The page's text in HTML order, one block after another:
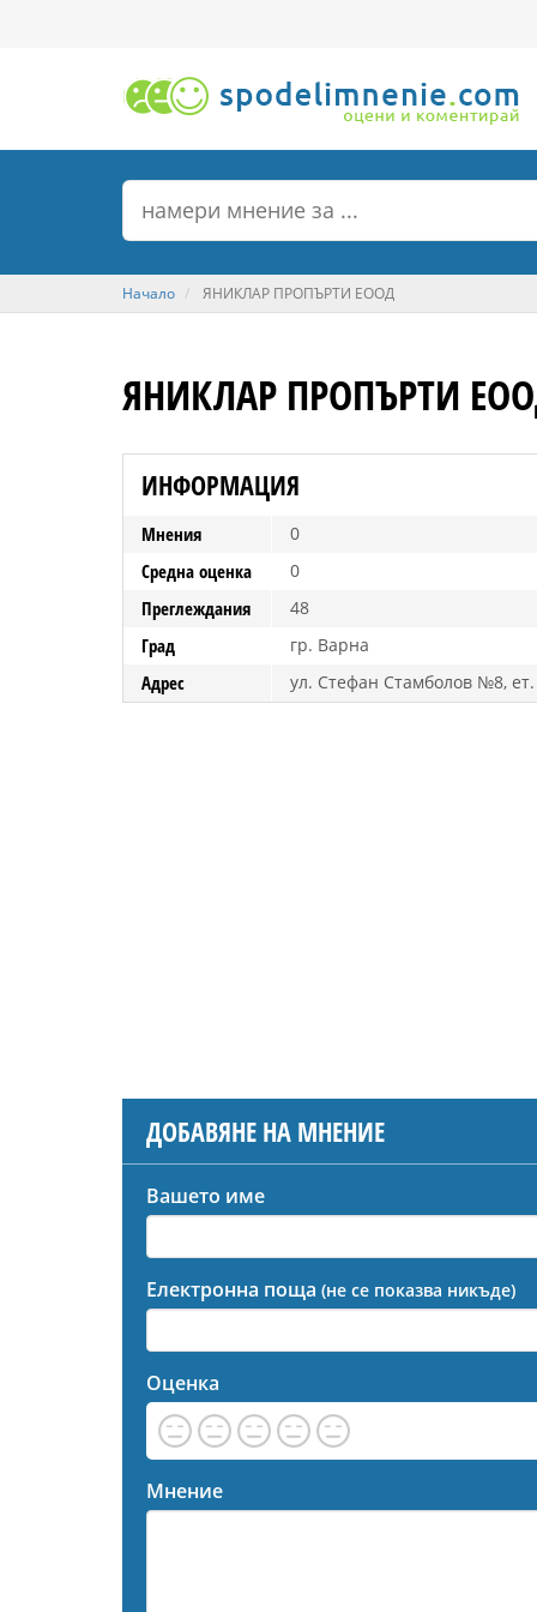
Начало ЯНИКЛАР ПРОПЪРТИ ЕООД
ЯНИКЛАР ПРОПЪРТИ
ИНФОРМАЦИЯ
Мнения 0
Средна оценка 0
Преглеждания 48
Град гр. Варна
Адрес ул. Стефан Стамболов №8, ет.
ДОБАВЯНЕ НА МНЕНИЕ
Вашето име
Електронна поща (не се показва никъде)
Оценка
Мнение